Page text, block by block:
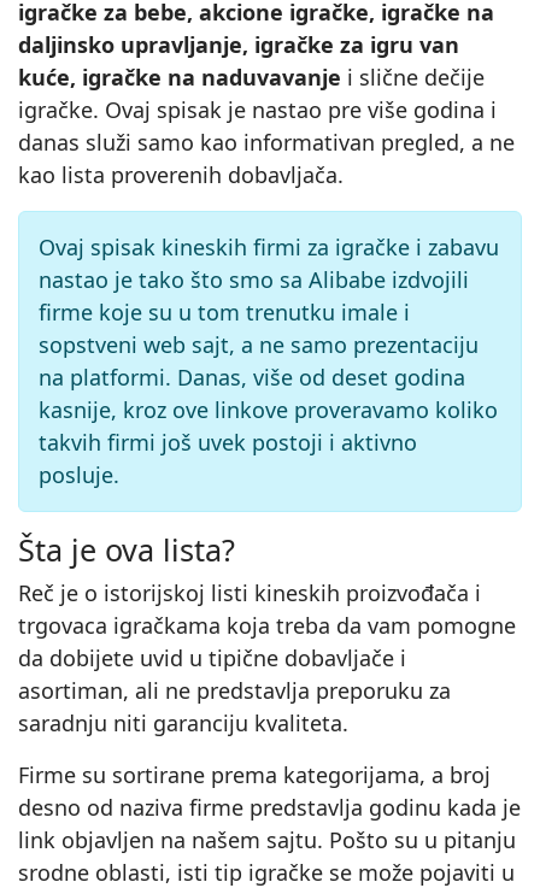
igračke za bebe, akcione igračke, igračke na
daljinsko upravljanje, igračke za igru van
kuće, igračke na naduvavanje i slične dečije
igračke. Ovaj spisak je nastao pre više godina i
danas služi samo kao informativan pregled, a ne
kao lista proverenih dobavljača.
Ovaj spisak kineskih firmi za igračke i zabavu
nastao je tako što smo sa Alibabe izdvojili
firme koje su u tom trenutku imale i
sopstveni web sajt, a ne samo prezentaciju
na platformi. Danas, više od deset godina
kasnije, kroz ove linkove proveravamo koliko
takvih firmi još uvek postoji i aktivno
posluje.
Šta je ova lista?
Reč je o istorijskoj listi kineskih proizvođača i
trgovaca igračkama koja treba da vam pomogne
da dobijete uvid u tipične dobavljače i
asortiman, ali ne predstavlja preporuku za
saradnju niti garanciju kvaliteta.
Firme su sortirane prema kategorijama, a broj
desno od naziva firme predstavlja godinu kada je
link objavljen na našem sajtu. Pošto su u pitanju
srodne oblasti, isti tip igračke se može pojaviti u